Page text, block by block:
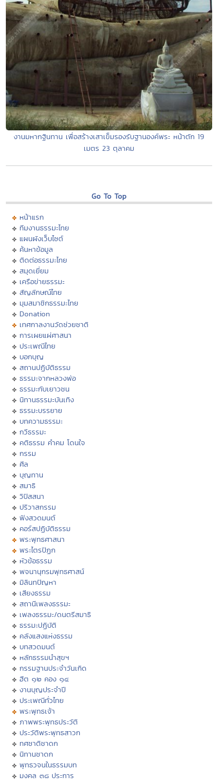
งานมหากฐินทาน เพื่อสร้างเสาเข็มรองรับฐานองค์พระ หน้าตัก 19
เมตร 23 ตุลาคม
Go To Top
หน้าแรก
ทีมงานธรรมะไทย
แผนผังเว็บไซต์
ค้นหาข้อมูล
ติดต่อธรรมะไทย
สมุดเยี่ยม
เครือข่ายธรรมะ
สัญลักษณ์ไทย
มุมสมาชิกธรรมะไทย
Donation
เทศกาลงานวัดช่วยชาติ
การเผยแผ่ศาสนา
ประเพณีไทย
บอกบุญ
สถานปฏิบัติธรรม
ธรรมะจากหลวงพ่อ
ธรรมะกับเยาวชน
นิทานธรรมะบันเทิง
ธรรมะบรรยาย
บทความธรรมะ
กวีธรรมะ
คติธรรม คำคม โดนใจ
กรรม
ศีล
บุญทาน
สมาธิ
วิปัสสนา
ปริวาสกรรม
ฟังสวดมนต์
คอร์สปฏิบัติธรรม
พระพุทธศาสนา
พระไตรปิฏก
หัวข้อธรรม
พจนานุกรมพุทธศาสน์
มิลินทปัญหา
เสียงธรรม
สถานีเพลงธรรมะ
เพลงธรรมะ/ดนตรีสมาธิ
ธรรมะปฏิบัติ
คลังแสงแห่งธรรม
บทสวดมนต์
หลักธรรมนำสุขฯ
กรรมฐานประจำวันเกิด
ฮีต ๑๒ คอง ๑๔
งานบุญประจำปี
ประเพณีทั่วไทย
พระพุทธเจ้า
ภาพพระพุทธประวัติ
ประวัติพระพุทธสาวก
ทศชาติชาดก
นิทานชาดก
พุทธวจนในธรรมบท
มงคล ๓๘ ประการ